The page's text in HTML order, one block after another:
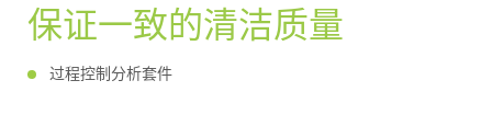
保证一致的清洁质量
过程控制分析套件